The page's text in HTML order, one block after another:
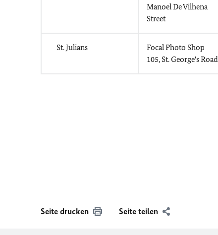
Manoel De Vilhena
Street
St. Julians
Focal Photo Shop
105, St. George's Road
Seite drucken Seite teilen